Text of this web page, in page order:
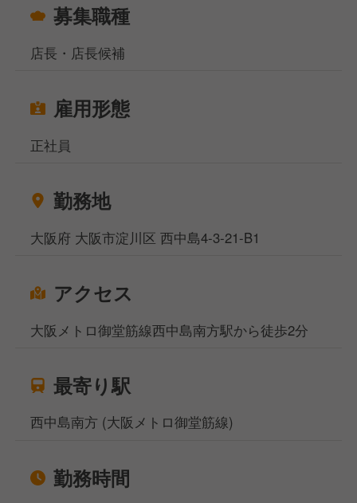
募集職種
店長・店長候補
雇用形態
正社員
勤務地
大阪府 大阪市淀川区 西中島4‐3‐21-B1
アクセス
大阪メトロ御堂筋線西中島南方駅から徒歩2分
最寄り駅
西中島南方 (大阪メトロ御堂筋線)
勤務時間